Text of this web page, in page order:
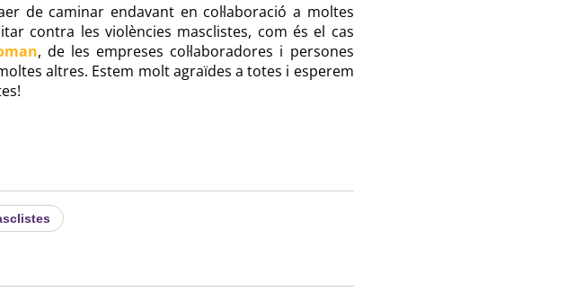
de caminar endavant en col·laboració a moltes
contra les violències masclistes, com és el cas
, de les empreses col·laboradores i persones
altres. Estem molt agraïdes a totes i esperem